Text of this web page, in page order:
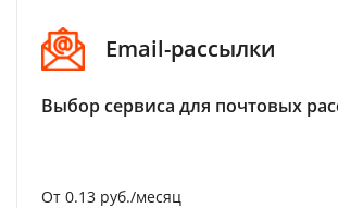
Email-рассылки
Выбор сервиса для почтовых
От 0.13 руб./месяц